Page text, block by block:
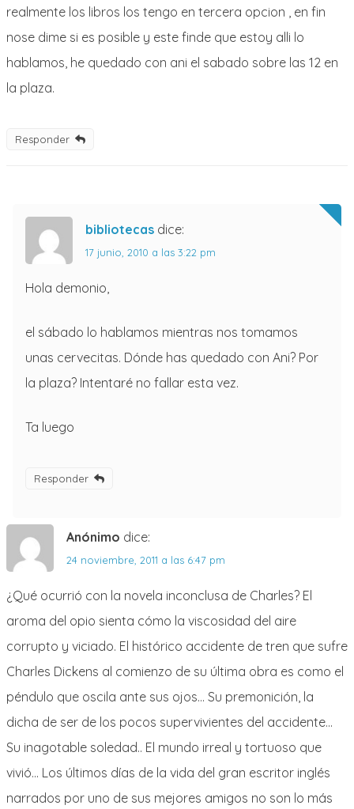
realmente los libros los tengo en tercera opcion , en fin
nose dime si es posible y este finde que estoy alli lo
hablamos, he quedado con ani el sabado sobre las 12 en
la plaza.
Responder
bibliotecas dice:
17 junio, 2010 a las 3:22 pm
Hola demonio,
el sábado lo hablamos mientras nos tomamos
unas cervecitas. Dónde has quedado con Ani? Por
la plaza? Intentaré no fallar esta vez.
Ta luego
Responder
Anónimo dice:
24 noviembre, 2011 a las 6:47 pm
¿Qué ocurrió con la novela inconclusa de Charles? El
aroma del opio sienta cómo la viscosidad del aire
corrupto y viciado. El histórico accidente de tren que sufre
Charles Dickens al comienzo de su última obra es como el
péndulo que oscila ante sus ojos… Su premonición, la
dicha de ser de los pocos supervivientes del accidente…
Su inagotable soledad.. El mundo irreal y tortuoso que
vivió… Los últimos días de la vida del gran escritor inglés
narrados por uno de sus mejores amigos no son lo más